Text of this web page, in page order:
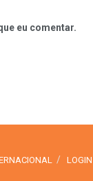
eu comentar.
LOGIN